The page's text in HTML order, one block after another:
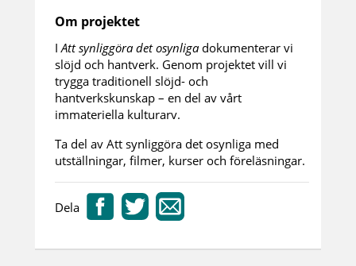
Om projektet
IAtt synliggöra det osynligadokumenterar vi
slöjd och hantverk. Genom projektet vill vi
trygga traditionell slöjd- och
hantverkskunskap – en del av vårt
immateriella kulturarv.
Ta del av Att synliggöra det osynliga med
utställningar, filmer, kurser och föreläsningar.
Dela